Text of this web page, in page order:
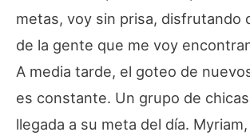
metas, voy sin prisa, disfrutando
de la gente que me voy
A media tarde, el goteo de
es constante. Un grupo de
llegada a su meta del día.